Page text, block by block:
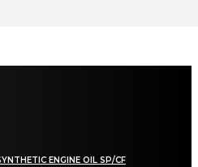
ENGINE OIL SP/CF